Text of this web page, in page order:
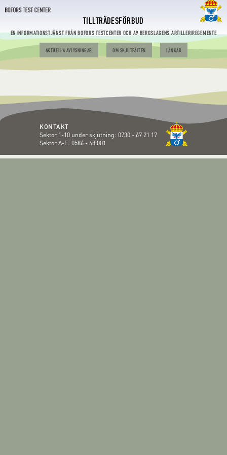
TILLTRÄDESFÖRBUD
EN INFORMATIONSTJÄNST FRÅN BOFORS TESTCENTER OCH A9 BERGSLAGENS ARTILLERIREGEMENTE
AKTUELLA AVLYSNINGAR OM SKJUTFÄLTEN LÄNKAR
KONTAKT
Sektor 1-10 under skjutning: 0730 - 67 21 17
Sektor A-E: 0586 - 68 001